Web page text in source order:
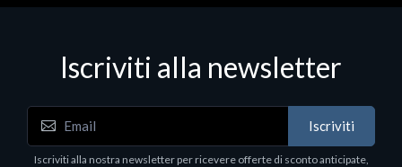
Iscriviti alla newsletter
Iscriviti
Iscriviti alla nostra newsletter per ricevere offerte di sconto anticipate,